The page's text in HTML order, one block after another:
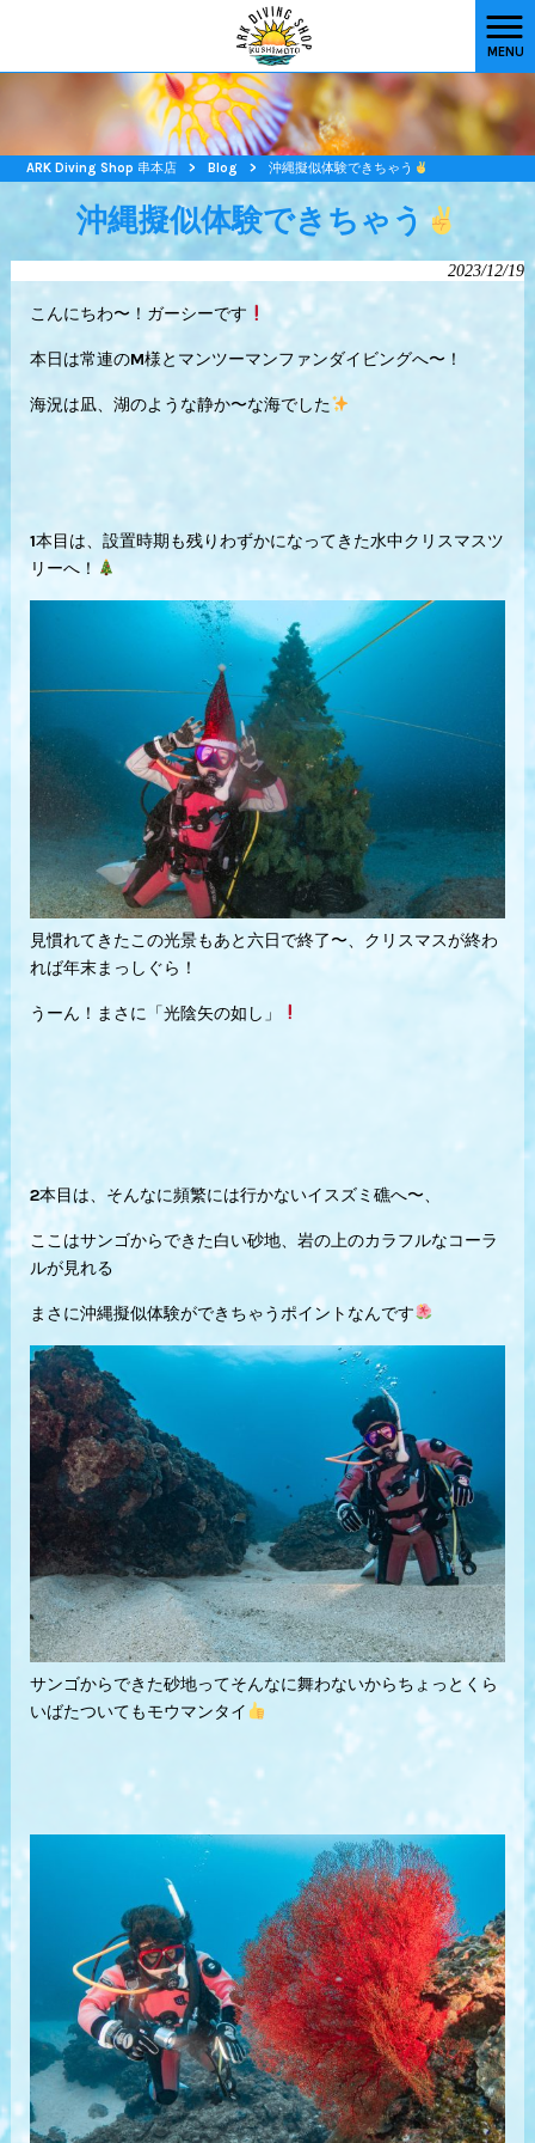
MENU
ARK Diving Shop 串本店 > Blog > 沖縄擬似体験できちゃう
沖縄擬似体験できちゃう
2023/12/19
こんにちわ〜！ガーシーです
本日は常連のM様とマンツーマンファンダイビングへ〜！
海況は凪、湖のような静か〜な海でした
1本目は、設置時期も残りわずかになってきた水中クリスマスツ
リーへ！
見慣れてきたこの光景もあと六日で終了〜、クリスマスが終わ
れば年末まっしぐら！
うーん！まさに「光陰矢の如し」
2本目は、そんなに頻繁には行かないイスズミ礁へ〜、
ここはサンゴからできた白い砂地、岩の上のカラフルなコーラ
ルが見れる
まさに沖縄擬似体験ができちゃうポイントなんです
サンゴからできた砂地ってそんなに舞わないからちょっとくら
いばたついてもモウマンタイ